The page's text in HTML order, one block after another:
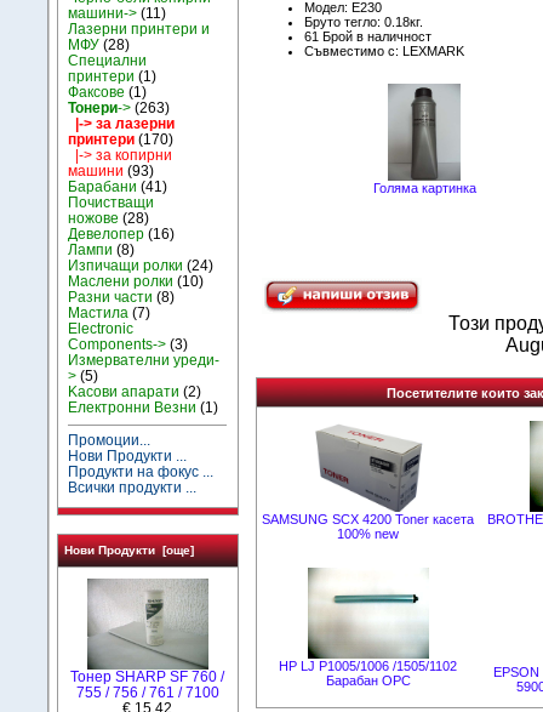
машини-> (11)
Лазерни принтери и
МФУ (28)
Специални
принтери (1)
Факсове (1)
Тонери-> (263)
|-> за лазерни
принтери (170)
|-> за копирни
машини (93)
Барабани (41)
Почистващи
ножове (28)
Девелопер (16)
Лампи (8)
Изпичащи ролки (24)
Маслени ролки (10)
Разни части (8)
Мастила (7)
Electronic
Components-> (3)
Измервателни уреди-
> (5)
Kасови апарати (2)
Електронни Везни (1)
Промоции...
Нови Продукти ...
Продукти на фокус ...
Всички продукти ...
Нови Продукти [още]
Тонер SHARP SF 760 /
755 / 756 / 761 / 7100
€ 15.42
Модел: E230
Бруто тегло: 0.18кг.
61 Брой в наличност
Съвместимо с: LEXMARK
Голяма картинка
Този
Посетителите които
SAMSUNG SCX 4200 Toner касета
100% new
HP LJ P1005/1006 /1505/1102
Барабан OPC
EPSON